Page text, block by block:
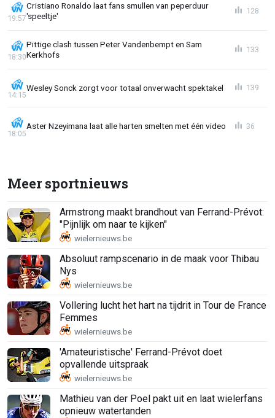
Cristiano Ronaldo laat fans smullen van peperduur
'speeltje'
19:57
128
Pittige clash tussen Peter Vandenbempt en Sam
Kerkhofs
18:30
133
Wesley Sonck zorgt voor totaal onverwacht spektakel
14:15
139
Aster Nzeyimana laat alle harten smelten met één video
18:05
36
Meer sportnieuws
Armstrong maakt brandhout van Ferrand-Prévot:
"Pijnlijk om naar te kijken"
Absoluut rampscenario in de maak voor Thibau
Nys
Vollering lucht het hart na tijdrit in Tour de France
Femmes
'Amateuristische' Ferrand-Prévot doet
opvallende uitspraak
Mathieu van der Poel pakt uit en laat wielerfans
opnieuw watertanden